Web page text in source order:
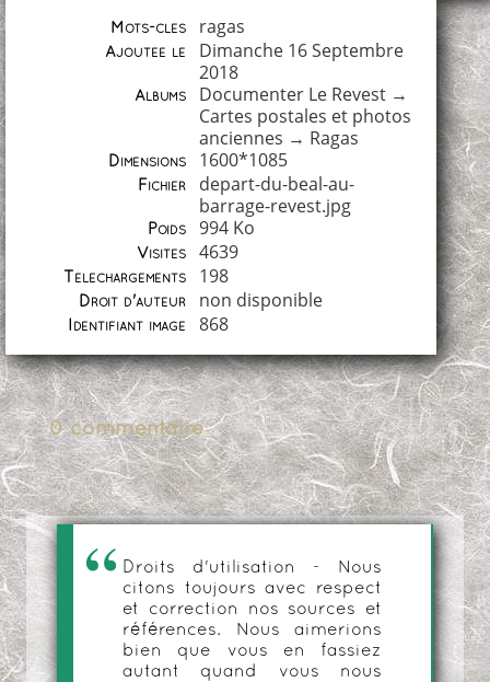
Mots-clés ragas
Ajoutée le
Dimanche 16 Septembre
2018
Albums Documenter Le Revest→
Cartes postales et photos
anciennes → Ragas
Dimensions 1600*1085
Fichier
depart-du-beal-au-
barrage-revest.jpg
Poids 994 Ko
Visites 4639
Téléchargements 198
Droit d'auteur non disponible
Identifiant image 868
0 commentaire
Droits d'utilisation - Nous
citons toujours avec respect
et correction nos sources et
références. Nous aimerions
bien que vous en fassiez
autant quand vous nous